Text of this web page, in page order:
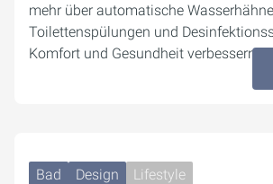
mehr über automatische
Toilettenspülungen und
Komfort und Gesundheit verbessern.
Bad Design Lifestyle